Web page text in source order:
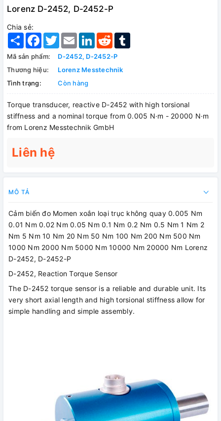
Lorenz D-2452, D-2452-P
Chia sẻ:
Share Facebook
TwitterEmail LinkedInReddit
Mã sản phẩm:
D-2452, D-2452-P
Thương hiệu:
Lorenz Messtechnik
Tình trạng:
Còn hàng
Torque transducer, reactive D-2452 with high torsional
stiffness and a nominal torque from 0.005 N·m - 20000 N·m
from Lorenz Messtechnik GmbH
Liên hệ
MÔ TẢ
Cảm biến đo Momen xoắn loại trục không quay 0.005 Nm
0.01 Nm 0.02 Nm 0.05 Nm 0.1 Nm 0.2 Nm 0.5 Nm 1 Nm 2
Nm 5 Nm 10 Nm 20 Nm 50 Nm 100 Nm 200 Nm 500 Nm
1000 Nm 2000 Nm 5000 Nm 10000 Nm 20000 Nm Lorenz
D-2452, D-2452-P
D-2452, Reaction Torque Sensor
The D-2452 torque sensor is a reliable and durable unit. Its
very short axial length and high torsional stiffness allow for
simple handling and simple assembly.